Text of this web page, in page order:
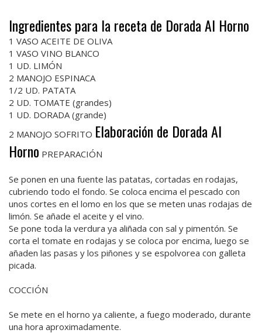
Ingredientes para la receta de Dorada Al Horno
1 VASO ACEITE DE OLIVA
1 VASO VINO BLANCO
1 UD. LIMÓN
2 MANOJO ESPINACA
1/2 UD. PATATA
2 UD. TOMATE (grandes)
1 UD. DORADA (grande)
2 MANOJO SOFRITO Elaboración de Dorada Al
Horno PREPARACIÓN
Se ponen en una fuente las patatas, cortadas en rodajas,
cubriendo todo el fondo. Se coloca encima el pescado con
unos cortes en el lomo en los que se meten unas rodajas de
limón. Se añade el aceite y el vino.
Se pone toda la verdura ya aliñada con sal y pimentón. Se
corta el tomate en rodajas y se coloca por encima, luego se
añaden las pasas y los piñones y se espolvorea con galleta
picada.
COCCIÓN
Se mete en el horno ya caliente, a fuego moderado, durante
una hora aproximadamente.